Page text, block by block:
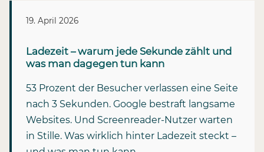
19. April 2026
Ladezeit – warum jede Sekunde zählt und
was man dagegen tun kann
53 Prozent der Besucher verlassen eine Seite
nach 3 Sekunden. Google bestraft langsame
Websites. Und Screenreader-Nutzer warten
in Stille. Was wirklich hinter Ladezeit steckt –